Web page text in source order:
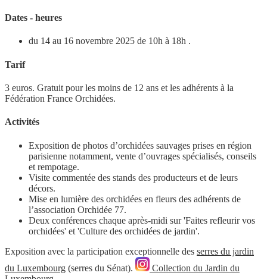
Dates - heures
du 14 au 16 novembre 2025 de 10h à 18h .
Tarif
3 euros. Gratuit pour les moins de 12 ans et les adhérents à la
Fédération France Orchidées.
Activités
Exposition de photos d’orchidées sauvages prises en région
parisienne notamment, vente d’ouvrages spécialisés, conseils
et rempotage.
Visite commentée des stands des producteurs et de leurs
décors.
Mise en lumière des orchidées en fleurs des adhérents de
l’association Orchidée 77.
Deux conférences chaque après-midi sur 'Faites refleurir vos
orchidées' et 'Culture des orchidées de jardin'.
Exposition avec la participation exceptionnelle des serres du jardin
du Luxembourg (serres du Sénat).
Collection du Jardin du